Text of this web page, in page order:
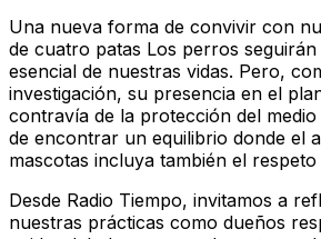
Una nueva forma de convivir con
de cuatro patas Los perros
esencial de nuestras vidas. Pero,
investigación, su presencia en el
contravía de la protección del
de encontrar un equilibrio donde el
mascotas incluya también el
Desde Radio Tiempo, invitamos a
nuestras prácticas como dueños